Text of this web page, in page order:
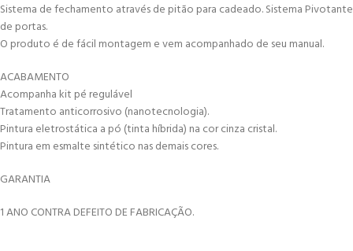
Sistema de fechamento através de pitão para cadeado. Sistema Pivotante
de portas.
O produto é de fácil montagem e vem acompanhado de seu manual.
ACABAMENTO
Acompanha kit pé regulável
Tratamento anticorrosivo (nanotecnologia).
Pintura eletrostática a pó (tinta híbrida) na cor cinza cristal.
Pintura em esmalte sintético nas demais cores.
GARANTIA
1 ANO CONTRA DEFEITO DE FABRICAÇÃO.